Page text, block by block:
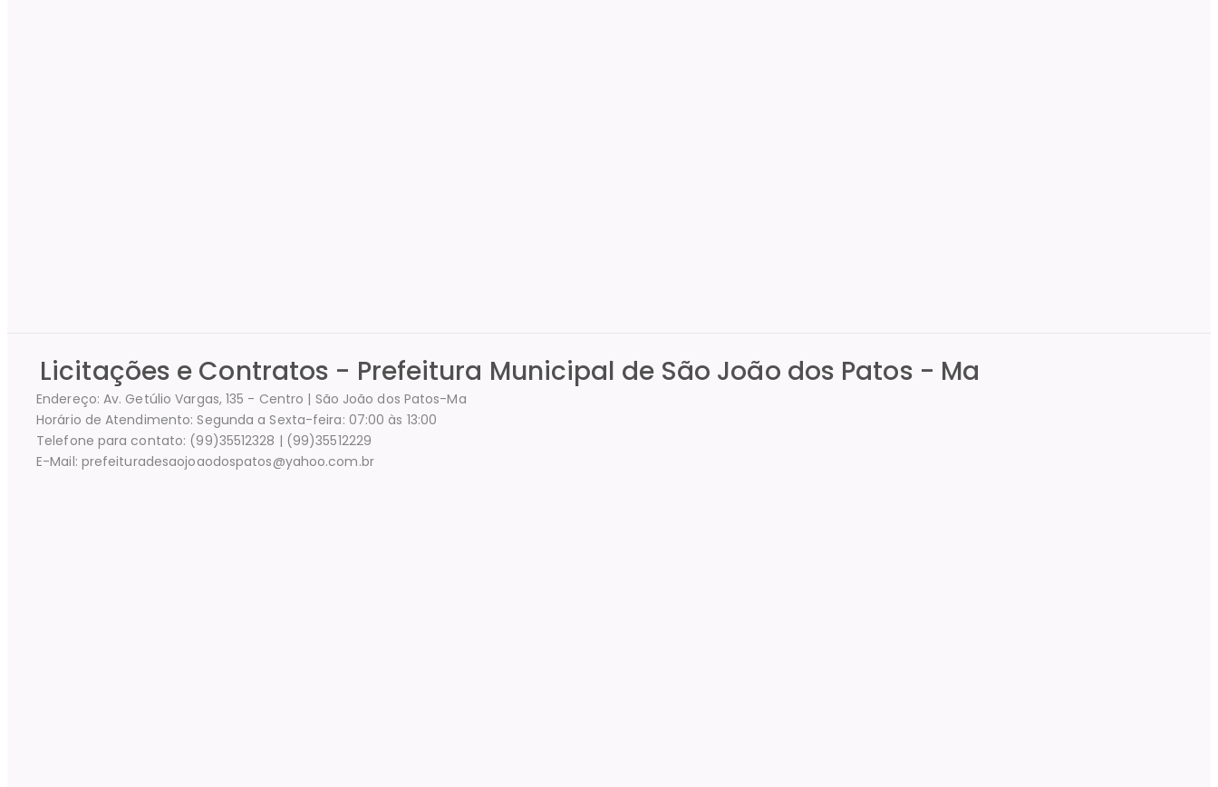
Licitações e Contratos - Prefeitura Municipal de São João dos Patos - Ma
Endereço: Av. Getúlio Vargas, 135 - Centro | São João dos Patos-Ma
Horário de Atendimento: Segunda a Sexta-feira: 07:00 às 13:00
Telefone para contato: (99)35512328 | (99)35512229
E-Mail: prefeituradesaojoaodospatos@yahoo.com.br